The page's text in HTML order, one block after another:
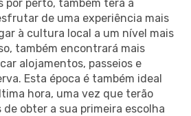
por perto, também terá a
de uma experiência mais
à cultura local a um nível mais
também encontrará mais
alojamentos, passeios e
Esta época é também ideal
hora, uma vez que terão
de obter a sua primeira escolha